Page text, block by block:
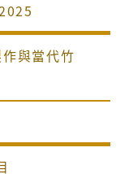
與當代竹